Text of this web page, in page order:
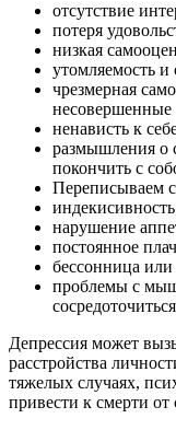
отсутствие
потеря
низкая
утомляемость и
чрезмерная
несовершенные
ненависть к
размышления о
покончить с
Переписываем
нарушение
постоянное
бессонница
проблемы с
Депрессия может
расстройства
тяжелых случаях,
привести к смерти от